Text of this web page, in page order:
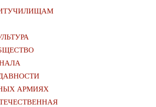
АРМИЯХ